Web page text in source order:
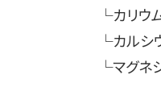
└カリ
└カル
└マグ